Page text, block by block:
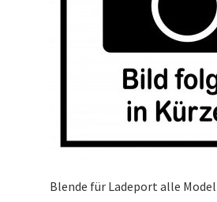
Blende für Ladeport alle